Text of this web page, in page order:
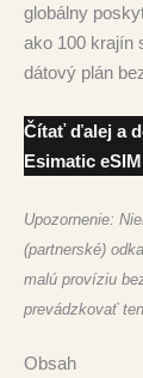
globálny
ako 100 krajín
dátový plán
Čítať ďalej a
Esimatic
Upozornenie:
(partnerské)
malú províziu
prevádzkovať
Obsah